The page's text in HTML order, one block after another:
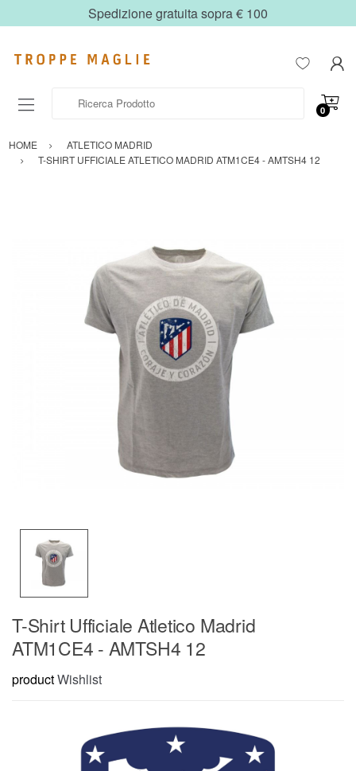
Spedizione gratuita sopra € 100
0
HOME
ATLETICO MADRID
T-SHIRT UFFICIALE ATLETICO MADRID ATM1CE4 - AMTSH4 12
T-Shirt Ufficiale Atletico Madrid
ATM1CE4 - AMTSH4 12
productWishlist